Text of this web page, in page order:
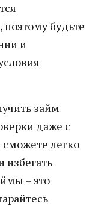
будьте
и
займ
даже с
легко
– это